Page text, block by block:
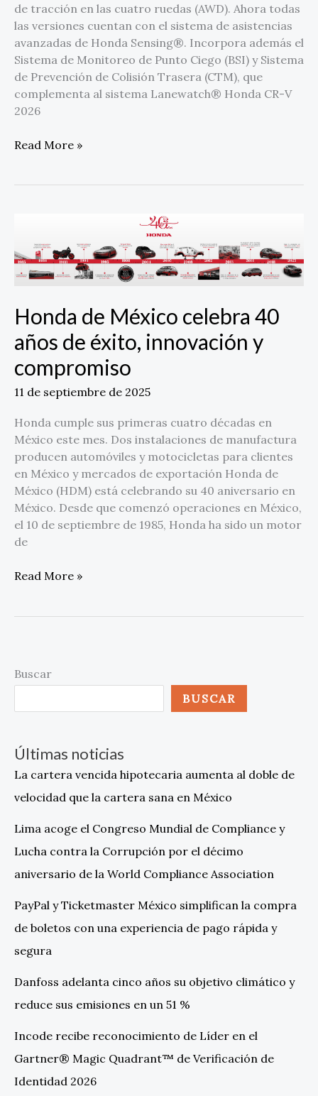
de tracción en las cuatro ruedas (AWD). Ahora todas
las versiones cuentan con el sistema de asistencias
avanzadas de Honda Sensing®. Incorpora además el
Sistema de Monitoreo de Punto Ciego (BSI) y Sistema
de Prevención de Colisión Trasera (CTM), que
complementa al sistema Lanewatch® Honda CR-V
2026
Read More »
Honda de México celebra 40
años de éxito, innovación y
compromiso
11 de septiembre de 2025
Honda cumple sus primeras cuatro décadas en
México este mes. Dos instalaciones de manufactura
producen automóviles y motocicletas para clientes
en México y mercados de exportación Honda de
México (HDM) está celebrando su 40 aniversario en
México. Desde que comenzó operaciones en México,
el 10 de septiembre de 1985, Honda ha sido un motor
de
México
celebra
años
de
éxito,
y
compromiso
Read More »
Buscar
BUSCAR
Últimas noticias
La cartera vencida hipotecaria aumenta al doble de
velocidad que la cartera sana en México
Lima acoge el Congreso Mundial de Compliance y
Lucha contra la Corrupción por el décimo
aniversario de la World Compliance Association
PayPal y Ticketmaster México simplifican la compra
de boletos con una experiencia de pago rápida y
segura
Danfoss adelanta cinco años su objetivo climático y
reduce sus emisiones en un 51 %
Incode recibe reconocimiento de Líder en el
Gartner® Magic Quadrant™ de Verificación de
Identidad 2026